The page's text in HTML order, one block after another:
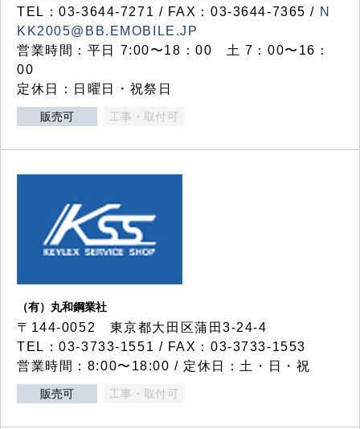
TEL：03‐3644‐7271 / FAX：03-3644-7365 / N
KK2005@BB.EMOBILE.JP
営業時間：平日 7:00〜18：00 土 7：00〜16：
00
定休日：日曜日・祝祭日
販売可 工事・取付可
（有）丸和鋼業社
〒144-0052 東京都大田区蒲田3-24-4
TEL：03-3733-1551 / FAX：03-3733-1553
営業時間：8:00〜18:00 / 定休日：土・日・祝
販売可 工事・取付可